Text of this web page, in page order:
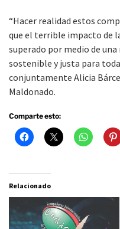
“Hacer realidad estos
que el terrible impacto de
superado por medio de
sostenible y justa para
conjuntamente Alicia
Maldonado.
Comparte esto:
Relacionado